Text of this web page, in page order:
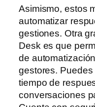
Asimismo, estos
automatizar
gestiones. Otra
Desk es que
de
gestores.
tiempo de
conversaciones